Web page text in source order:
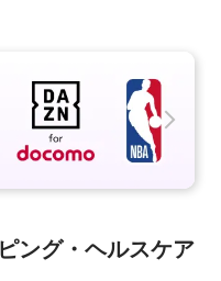
ング・ヘルスケア